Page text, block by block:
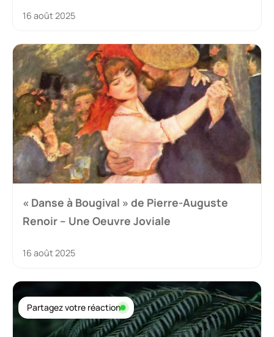
16 août 2025
« Danse à Bougival » de Pierre-Auguste
Renoir – Une Oeuvre Joviale
16 août 2025
Partagez votre réaction